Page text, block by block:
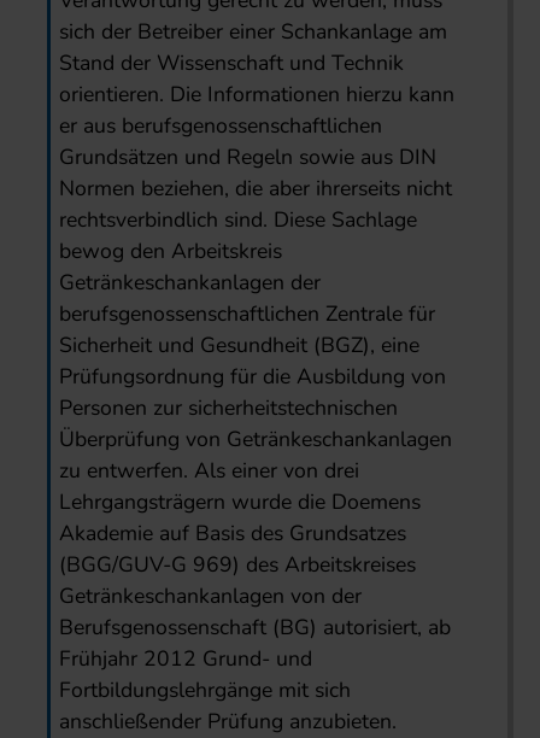
sich der Betreiber einer Schankanlage am
Stand der Wissenschaft und Technik
orientieren. Die Informationen hierzu kann
er aus berufsgenossenschaftlichen
Grundsätzen und Regeln sowie aus DIN
Normen beziehen, die aber ihrerseits nicht
rechtsverbindlich sind. Diese Sachlage
bewog den Arbeitskreis
Getränkeschankanlagen der
berufsgenossenschaftlichen Zentrale für
Sicherheit und Gesundheit (BGZ), eine
Prüfungsordnung für die Ausbildung von
Personen zur sicherheitstechnischen
Überprüfung von Getränkeschankanlagen
zu entwerfen. Als einer von drei
Lehrgangsträgern wurde die Doemens
Akademie auf Basis des Grundsatzes
(BGG/GUV-G 969) des Arbeitskreises
Getränkeschankanlagen von der
Berufsgenossenschaft (BG) autorisiert, ab
Frühjahr 2012 Grund- und
Fortbildungslehrgänge mit sich
anschließender Prüfung anzubieten.